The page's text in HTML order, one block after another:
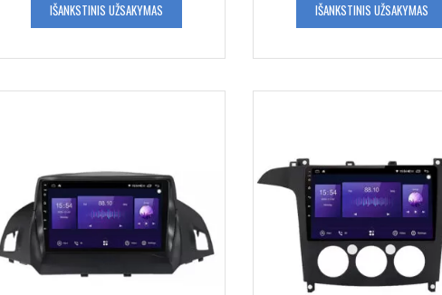
IŠANKSTINIS UŽSAKYMAS IŠANKSTINIS UŽSAKYMAS